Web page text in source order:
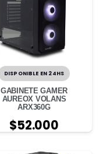
DISPONIBLE EN 24HS
GABINETE GAMER
AUREOX VOLANS
ARX360G
$52.000